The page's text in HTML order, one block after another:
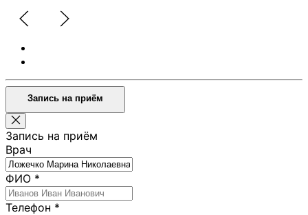
Запись на приём
Запись на приём
Врач
ФИО *
Телефон *